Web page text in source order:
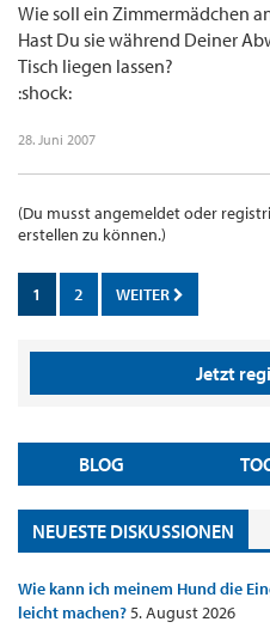
Wie soll ein Zimmermädchen
Hast Du sie während Deiner
Tisch liegen lassen?
:shock:
28. Juni 2007
(Du musst angemeldet oder
erstellen zu können.)
1 2 WEITER
Jetzt
BLOG
NEUESTE DISKUSSIONEN
Wie kann ich meinem Hund die
leicht machen?5. August 2026